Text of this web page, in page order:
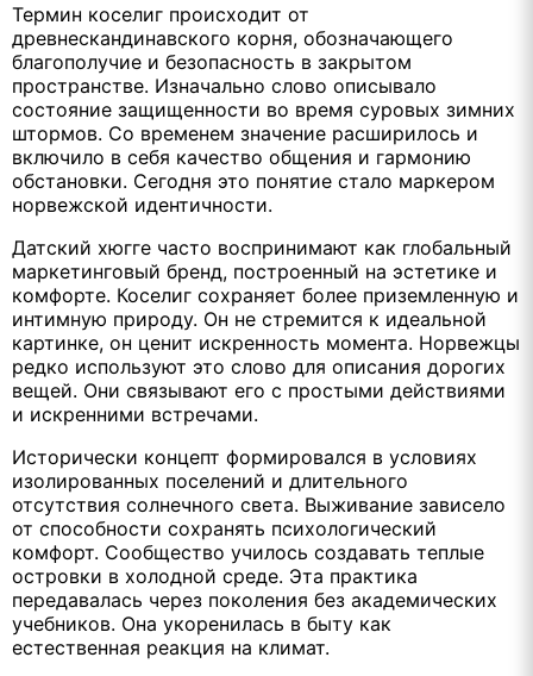
Термин коселиг происходит от
древнескандинавского корня, обозначающего
благополучие и безопасность в закрытом
пространстве. Изначально слово описывало
состояние защищенности во время суровых зимних
штормов. Со временем значение расширилось и
включило в себя качество общения и гармонию
обстановки. Сегодня это понятие стало маркером
норвежской идентичности.
Датский хюгге часто воспринимают как глобальный
маркетинговый бренд, построенный на эстетике и
комфорте. Коселиг сохраняет более приземленную и
интимную природу. Он не стремится к идеальной
картинке, он ценит искренность момента. Норвежцы
редко используют это слово для описания дорогих
вещей. Они связывают его с простыми действиями
и искренними встречами.
Исторически концепт формировался в условиях
изолированных поселений и длительного
отсутствия солнечного света. Выживание зависело
от способности сохранять психологический
комфорт. Сообщество училось создавать теплые
островки в холодной среде. Эта практика
передавалась через поколения без академических
учебников. Она укоренилась в быту как
естественная реакция на климат.